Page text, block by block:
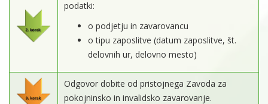
podatki:
o podjetju in zavarovancu
o tipu zaposlitve (datum zaposlitve, št.
delovnih ur, delovno mesto)
Odgovor dobite od pristojnega Zavoda za
pokojninsko in invalidsko zavarovanje.